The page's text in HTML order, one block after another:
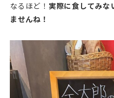
なるほど！ 実際に食してみな
ませんね！